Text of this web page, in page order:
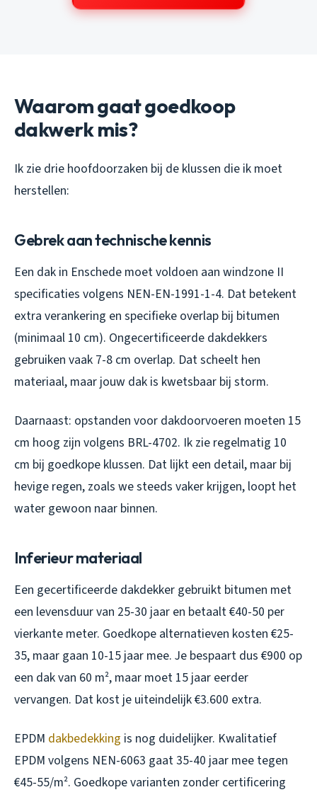
Waarom gaat goedkoop
dakwerk mis?
Ik zie drie hoofdoorzaken bij de klussen die ik moet
herstellen:
Gebrek aan technische kennis
Een dak in Enschede moet voldoen aan windzone II
specificaties volgens NEN-EN-1991-1-4. Dat betekent
extra verankering en specifieke overlap bij bitumen
(minimaal 10 cm). Ongecertificeerde dakdekkers
gebruiken vaak 7-8 cm overlap. Dat scheelt hen
materiaal, maar jouw dak is kwetsbaar bij storm.
Daarnaast: opstanden voor dakdoorvoeren moeten 15
cm hoog zijn volgens BRL-4702. Ik zie regelmatig 10
cm bij goedkope klussen. Dat lijkt een detail, maar bij
hevige regen, zoals we steeds vaker krijgen, loopt het
water gewoon naar binnen.
Inferieur materiaal
Een gecertificeerde dakdekker gebruikt bitumen met
een levensduur van 25-30 jaar en betaalt €40-50 per
vierkante meter. Goedkope alternatieven kosten €25-
35, maar gaan 10-15 jaar mee. Je bespaart dus €900 op
een dak van 60 m², maar moet 15 jaar eerder
vervangen. Dat kost je uiteindelijk €3.600 extra.
EPDM dakbedekking is nog duidelijker. Kwalitatief
EPDM volgens NEN-6063 gaat 35-40 jaar mee tegen
€45-55/m². Goedkope varianten zonder certificering